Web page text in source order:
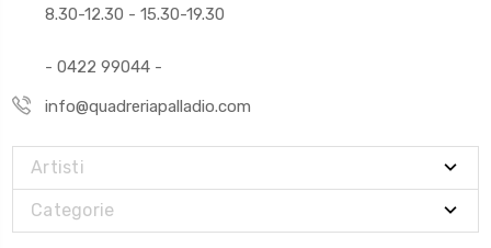
8.30-12.30 - 15.30-19.30
- 0422 99044 -
info@quadreriapalladio.com
Artisti
Categorie